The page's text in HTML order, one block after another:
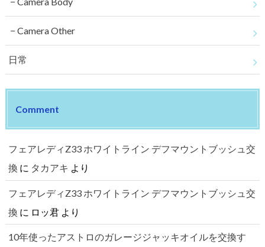
Camera Other
日常
Comment
フェアレディZ33 ホワイトライン デフマウントブッシュ交
換 に タカアキ より
フェアレディZ33 ホワイトライン デフマウントブッシュ交
換 に ロッ君より
10年使ったアストロのガレージジャッキオイルを交換す